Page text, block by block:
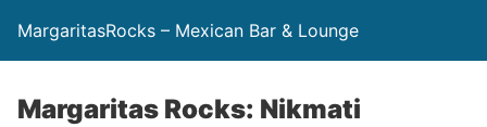
MargaritasRocks – Mexican Bar & Lounge
Margaritas Rocks: Nikmati